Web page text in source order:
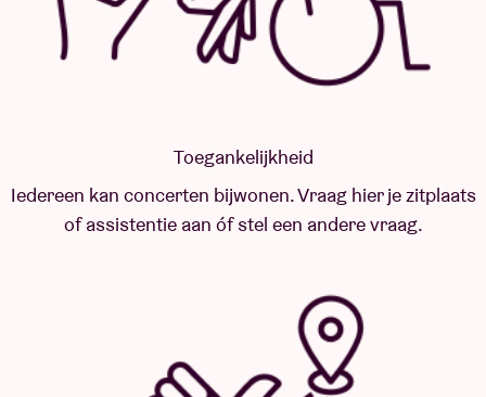
Toegankelijkheid
Iedereen kan concerten bijwonen. Vraag hier je zitplaats
of assistentie aan óf stel een andere vraag.